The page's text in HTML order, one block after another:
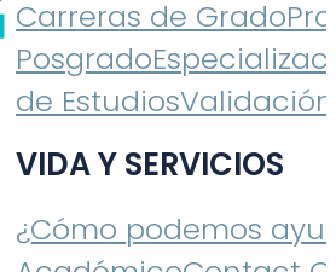
Carreras de Grado
Posgrado
de Estudios
VIDA Y SERVICIOS
¿Cómo podemos